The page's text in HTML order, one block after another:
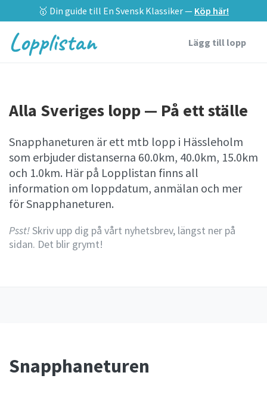
🥇 Din guide till En Svensk Klassiker — Köp här!
Lopplistan Lägg till lopp
Alla Sveriges lopp — På ett ställe
Snapphaneturen är ett mtb lopp i Hässleholm
som erbjuder distanserna 60.0km, 40.0km, 15.0km
och 1.0km. Här på Lopplistan finns all
information om loppdatum, anmälan och mer
för Snapphaneturen.
Psst!Skriv upp dig på vårt nyhetsbrev, längst ner på
sidan. Det blir grymt!
Snapphaneturen